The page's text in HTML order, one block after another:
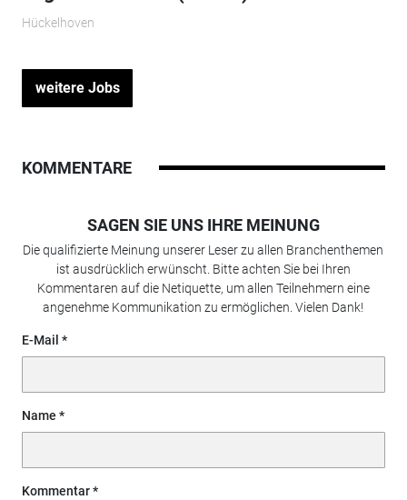
Hückelhoven
weitere Jobs
KOMMENTARE
SAGEN SIE UNS IHRE MEINUNG
Die qualifizierte Meinung unserer Leser zu allen Branchenthemen
ist ausdrücklich erwünscht. Bitte achten Sie bei Ihren
Kommentaren auf die Netiquette, um allen Teilnehmern eine
angenehme Kommunikation zu ermöglichen. Vielen Dank!
E-Mail
Name
Kommentar